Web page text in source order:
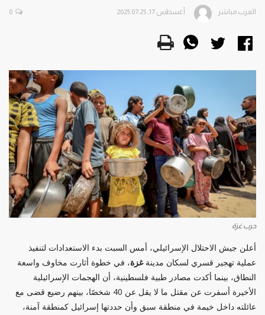
العرب مباشر أغسطس 17, 2025 07:25 0
حرب غزة
أعلن جيش الاحتلال الإسرائيلي، أمس السبت بدء الاستعدادات لتنفيذ
عملية تهجير قسري لسكان مدينةغزة، في خطوة أثارت مخاوف واسعة
النطاق، بينما أكدت مصادر طبية فلسطينية، أن الهجمات الإسرائيلية
الأخيرة أسفرت عن مقتل ما لا يقل عن 40 شخصًا، بينهم رضيع قضى مع
عائلته داخل خيمة في منطقة سبق وأن حددتها إسرائيل كمنطقة آمنة،